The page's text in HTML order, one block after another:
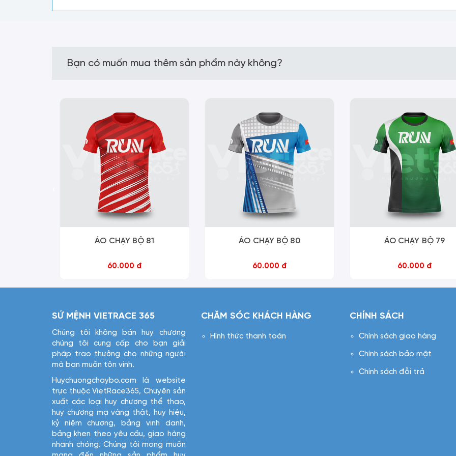
Bạn có muốn mua thêm sản phẩm này không?
ÁO CHẠY BỘ 81
60.000 đ
ÁO CHẠY BỘ 80
60.000 đ
ÁO CHẠY BỘ 79
60.000 đ
SỨ MỆNH VIETRACE 365
Chúng tôi không bán huy chương
chúng tôi cung cấp cho bạn giải
pháp trao thưởng cho những người
mà bạn muốn tôn vinh.
Huychuongchaybo.com là website
trực thuộc VietRace365, Chuyên sản
xuất các loại huy chương thể thao,
huy chương mạ vàng thật, huy hiệu,
kỷ niệm chương, bảng vinh danh,
bảng khen theo yêu cầu, giao hàng
nhanh chóng. Chúng tôi mong muốn
CHĂM SÓC KHÁCH HÀNG
Hình thức thanh toán
CHÍNH SÁCH
Chính sách giao hàng
Chính sách bảo mật
Chính sách đỗi trả